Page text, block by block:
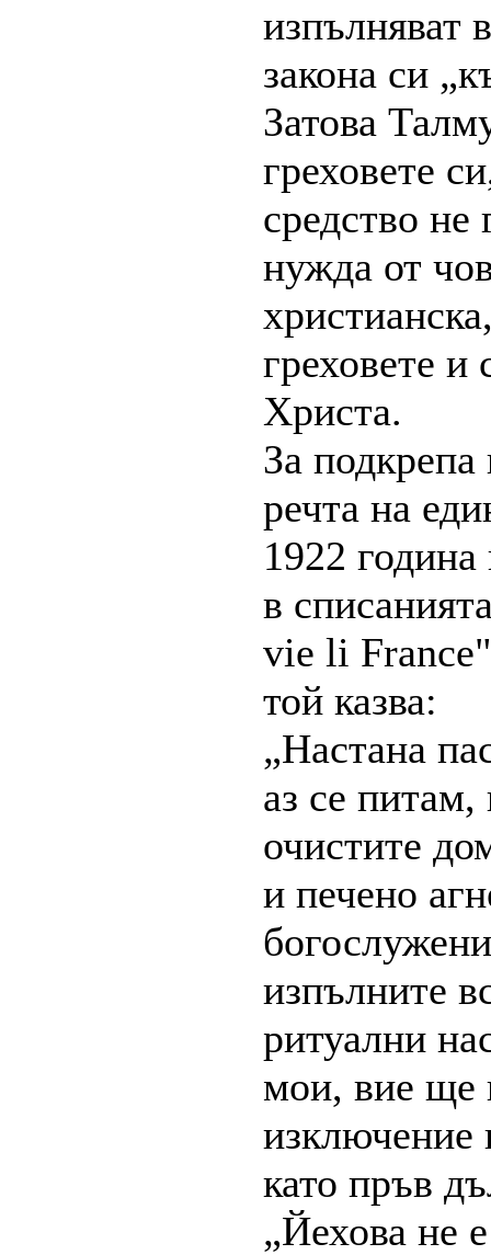
изпълняват
закона си
Затова
греховете
средство не
нужда от
греховете
Христа.
За
речта на
1922
в
vie li
той казва:
„Настана
аз се питам,
очистите
и печено
изпълните
ритуални
мои, вие ще
изключение
като пръв
„Йехова не